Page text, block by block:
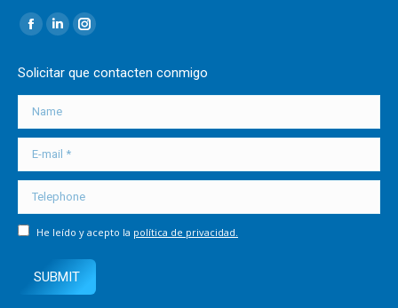
Find us on:
Facebook
opens
new
window
Linkedin
opens
new
window
Instagram
opens
new
Solicitar que contacten conmigo
Name
E-mail *
Telephone
He leído y acepto la política de privacidad.
SUBMIT